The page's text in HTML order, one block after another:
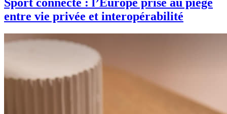
Sport connecté : l’Europe prise au piège
entre vie privée et interopérabilité